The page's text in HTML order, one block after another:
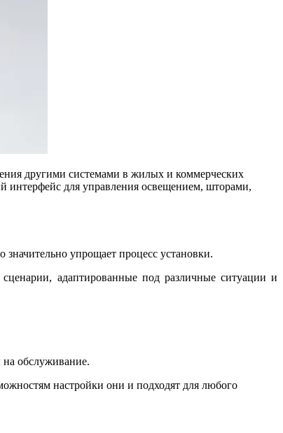
другими системами в жилых и коммерческих
интерфейс для управления освещением, шторами,
упрощает процесс установки.
адаптированные под различные ситуации и
на обслуживание.
настройки они и подходят для любого